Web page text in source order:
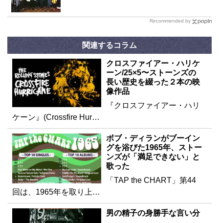
Recommended by
関連するコラム
クロスファイアー・ハリケ
ーン/25×5〜ストーンズの
長い歴史を綴った２本の映
像作品
『クロスファイアー・ハリ
ケーン』(Crossfire Hur…
ボブ・ディランがブーイン
グを浴びた1965年、ストー
ンズが「満足できない」と
歌った
「TAP the CHART」第44
回は、1965年を取り上…
男の精子の身勝手な言い分